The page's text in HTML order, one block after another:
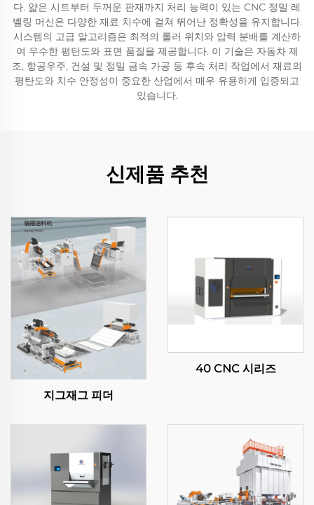
다. 얇은 시트부터 두꺼운 판재까지 처리 능력이 있는 CNC 정밀 레
벨링 머신은 다양한 재료 치수에 걸쳐 뛰어난 정확성을 유지합니다.
시스템의 고급 알고리즘은 최적의 롤러 위치와 압력 분배를 계산하
여 우수한 평탄도와 표면 품질을 제공합니다. 이 기술은 자동차 제
조, 항공우주, 건설 및 정밀 금속 가공 등 후속 처리 작업에서 재료의
평탄도와 치수 안정성이 중요한 산업에서 매우 유용하게 입증되고
있습니다.
신제품 추천
지그재그 피더
40 CNC 시리즈